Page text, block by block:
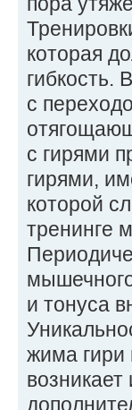
которая
гибкость.
с
с гирями
гирями,
которой
тренинге
и тонуса
жима гири